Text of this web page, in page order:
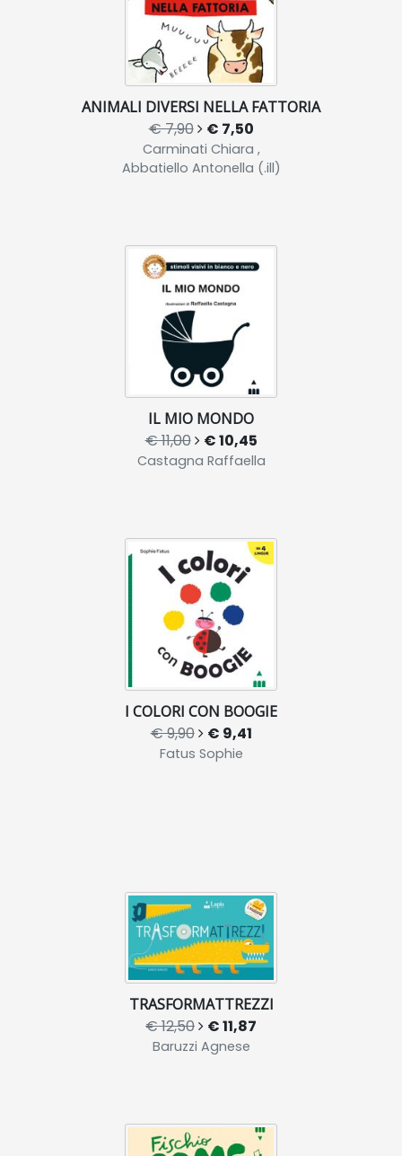
ANIMALI DIVERSI NELLA FATTORIA
€ 7,90 € 7,50
Carminati Chiara ,
Abbatiello Antonella (.ill)
IL MIO MONDO
€ 11,00 € 10,45
Castagna Raffaella
I COLORI CON BOOGIE
€ 9,90 € 9,41
Fatus Sophie
TRASFORMATTREZZI
€ 12,50 € 11,87
Baruzzi Agnese